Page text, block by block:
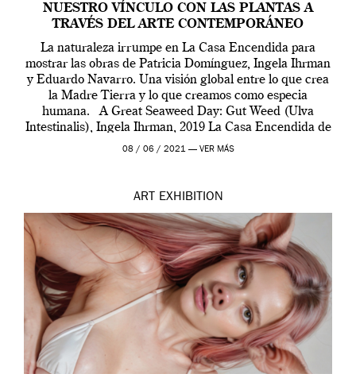
NUESTRO VÍNCULO CON LAS PLANTAS A
TRAVÉS DEL ARTE CONTEMPORÁNEO
La naturaleza irrumpe en La Casa Encendida para
mostrar las obras de Patricia Domínguez, Ingela Ihrman
y Eduardo Navarro. Una visión global entre lo que crea
la Madre Tierra y lo que creamos como especia
humana. A Great Seaweed Day: Gut Weed (Ulva
Intestinalis), Ingela Ihrman, 2019 La Casa Encendida de
Madrid y la Wellcome […]
08 / 06 / 2021 — VER MÁS
ART EXHIBITION